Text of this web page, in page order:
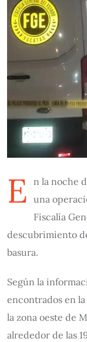
E n la noche
una
Fiscalía
descubrimiento
basura.
Según la
encontrados en
la zona oeste de
alrededor de las